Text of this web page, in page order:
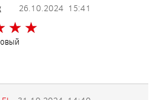
26.10.2024 15:41
★ ★
★ ★